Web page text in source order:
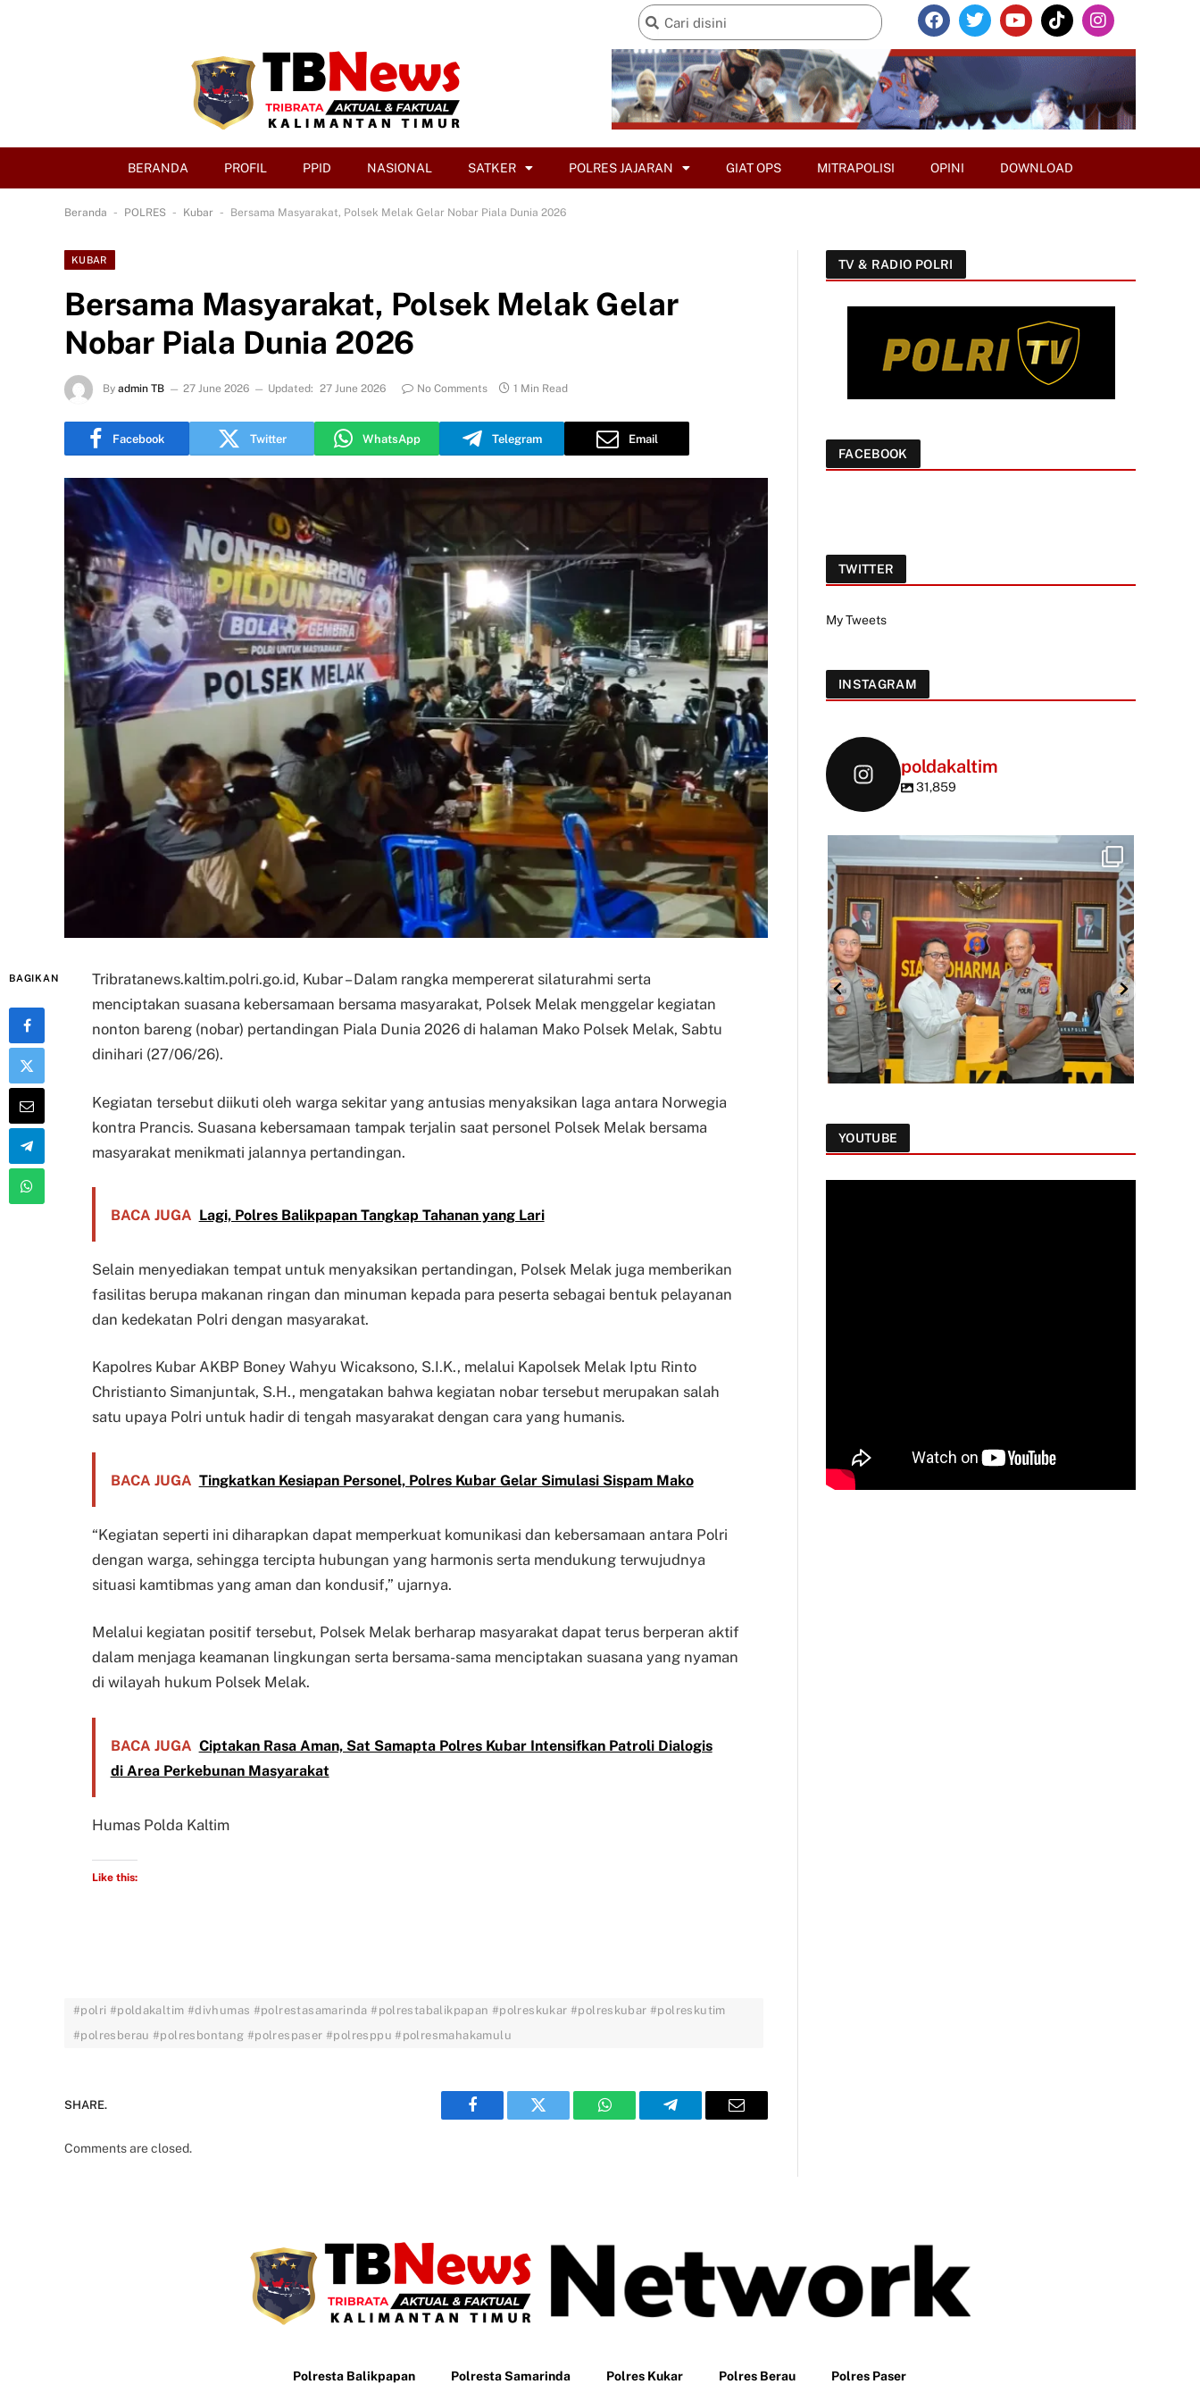
BERANDA PROFIL PPID NASIONAL SATKER POLRES JAJARAN GIAT OPS MITRAPOLISI OPINI DOWNLOAD
Beranda - POLRES - Kubar - Bersama Masyarakat, Polsek Melak Gelar Nobar Piala Dunia 2026
KUBAR
Bersama Masyarakat, Polsek Melak Gelar
Nobar Piala Dunia 2026
By admin TB 27 June 2026 Updated: 27 June 2026 No Comments 1 Min Read
Facebook Twitter WhatsApp Telegram Email
BAGIKAN
Tribratanews.kaltim.polri.go.id, Kubar – Dalam rangka mempererat silaturahmi serta
menciptakan suasana kebersamaan bersama masyarakat, Polsek Melak menggelar kegiatan
nonton bareng (nobar) pertandingan Piala Dunia 2026 di halaman Mako Polsek Melak, Sabtu
dinihari (27/06/26).
Kegiatan tersebut diikuti oleh warga sekitar yang antusias menyaksikan laga antara Norwegia
kontra Prancis. Suasana kebersamaan tampak terjalin saat personel Polsek Melak bersama
masyarakat menikmati jalannya pertandingan.
BACA JUGA Lagi, Polres Balikpapan Tangkap Tahanan yang Lari
Selain menyediakan tempat untuk menyaksikan pertandingan, Polsek Melak juga memberikan
fasilitas berupa makanan ringan dan minuman kepada para peserta sebagai bentuk pelayanan
dan kedekatan Polri dengan masyarakat.
Kapolres Kubar AKBP Boney Wahyu Wicaksono, S.I.K., melalui Kapolsek Melak Iptu Rinto
Christianto Simanjuntak, S.H., mengatakan bahwa kegiatan nobar tersebut merupakan salah
satu upaya Polri untuk hadir di tengah masyarakat dengan cara yang humanis.
BACA JUGA Tingkatkan Kesiapan Personel, Polres Kubar Gelar Simulasi Sispam Mako
“Kegiatan seperti ini diharapkan dapat memperkuat komunikasi dan kebersamaan antara Polri
dengan warga, sehingga tercipta hubungan yang harmonis serta mendukung terwujudnya
situasi kamtibmas yang aman dan kondusif,” ujarnya.
Melalui kegiatan positif tersebut, Polsek Melak berharap masyarakat dapat terus berperan aktif
dalam menjaga keamanan lingkungan serta bersama-sama menciptakan suasana yang nyaman
di wilayah hukum Polsek Melak.
BACA JUGA Ciptakan Rasa Aman, Sat Samapta Polres Kubar Intensifkan Patroli Dialogis
di Area Perkebunan Masyarakat
Humas Polda Kaltim
Like this:
#polri #poldakaltim #divhumas #polrestasamarinda #polrestabalikpapan #polreskukar #polreskubar #polreskutim
#polresberau #polresbontang #polrespaser #polresppu #polresmahakamulu
SHARE.
Facebook Twitter WhatsAppTelegram Email
Comments are closed.
TV & RADIO POLRI
FACEBOOK
TWITTER
My Tweets
INSTAGRAM
poldakaltim
31,859
YOUTUBE
Polresta Balikpapan Polresta Samarinda Polres Kukar Polres Berau Polres Paser